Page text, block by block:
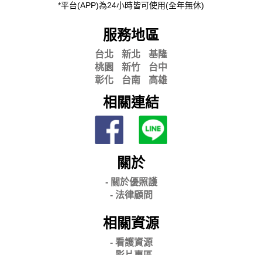
*平台(APP)為24小時皆可使用(全年無休)
服務地區
台北 新北
基隆
桃園
新竹
台中
彰化
台南 高雄
相關連結
關於
- 關於優照護
- 法律顧問
相關資源
- 看護資源